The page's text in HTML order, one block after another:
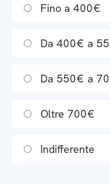
Fino a 400€
Da 400€ a
Da 550€ a
Oltre 700€
Indifferente